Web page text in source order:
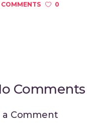
COMMENTS
0
Comments
a Comment